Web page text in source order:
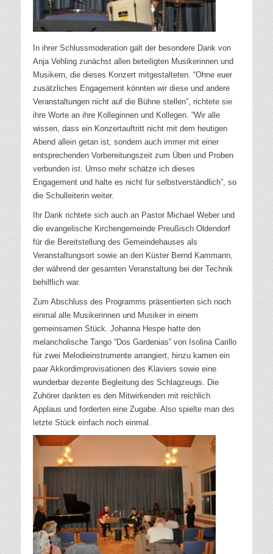
In ihrer Schlussmoderation galt der besondere Dank von
Anja Vehling zunächst allen beteiligten Musikerinnen und
Musikern, die dieses Konzert mitgestalteten. “Ohne euer
zusätzliches Engagement könnten wir diese und andere
Veranstaltungen nicht auf die Bühne stellen”, richtete sie
ihre Worte an ihre Kolleginnen und Kollegen. “Wir alle
wissen, dass ein Konzertauftritt nicht mit dem heutigen
Abend allein getan ist, sondern auch immer mit einer
entsprechenden Vorbereitungszeit zum Üben und Proben
verbunden ist. Umso mehr schätze ich dieses
Engagement und halte es nicht für selbstverständlich”, so
die Schulleiterin weiter.
Ihr Dank richtete sich auch an Pastor Michael Weber und
die evangelische Kirchengemeinde Preußisch Oldendorf
für die Bereitstellung des Gemeindehauses als
Veranstaltungsort sowie an den Küster Bernd Kammann,
der während der gesamten Veranstaltung bei der Technik
behilflich war.
Zum Abschluss des Programms präsentierten sich noch
einmal alle Musikerinnen und Musiker in einem
gemeinsamen Stück. Johanna Hespe hatte den
melancholische Tango “Dos Gardenias” von Isolina Carillo
für zwei Melodieinstrumente arrangiert, hinzu kamen ein
paar Akkordimprovisationen des Klaviers sowie eine
wunderbar dezente Begleitung des Schlagzeugs. Die
Zuhörer dankten es den Mitwirkenden mit reichlich
Applaus und forderten eine Zugabe. Also spielte man des
letzte Stück einfach noch einmal.